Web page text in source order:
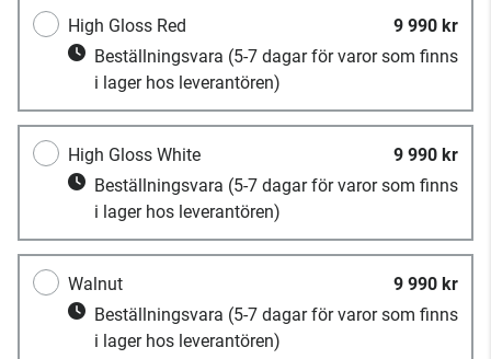
High Gloss Red
9 990 kr
Beställningsvara (5-7 dagar för varor som finns
i lager hos leverantören)
High Gloss White
9 990 kr
Beställningsvara (5-7 dagar för varor som finns
i lager hos leverantören)
Walnut
9 990 kr
Beställningsvara (5-7 dagar för varor som finns
i lager hos leverantören)